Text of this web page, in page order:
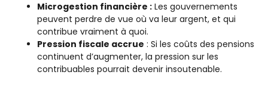
Microgestion financière : Les gouvernements
peuvent perdre de vue où va leur argent, et qui
contribue vraiment à quoi.
Pression fiscale accrue : Si les coûts des pensions
continuent d’augmenter, la pression sur les
contribuables pourrait devenir insoutenable.